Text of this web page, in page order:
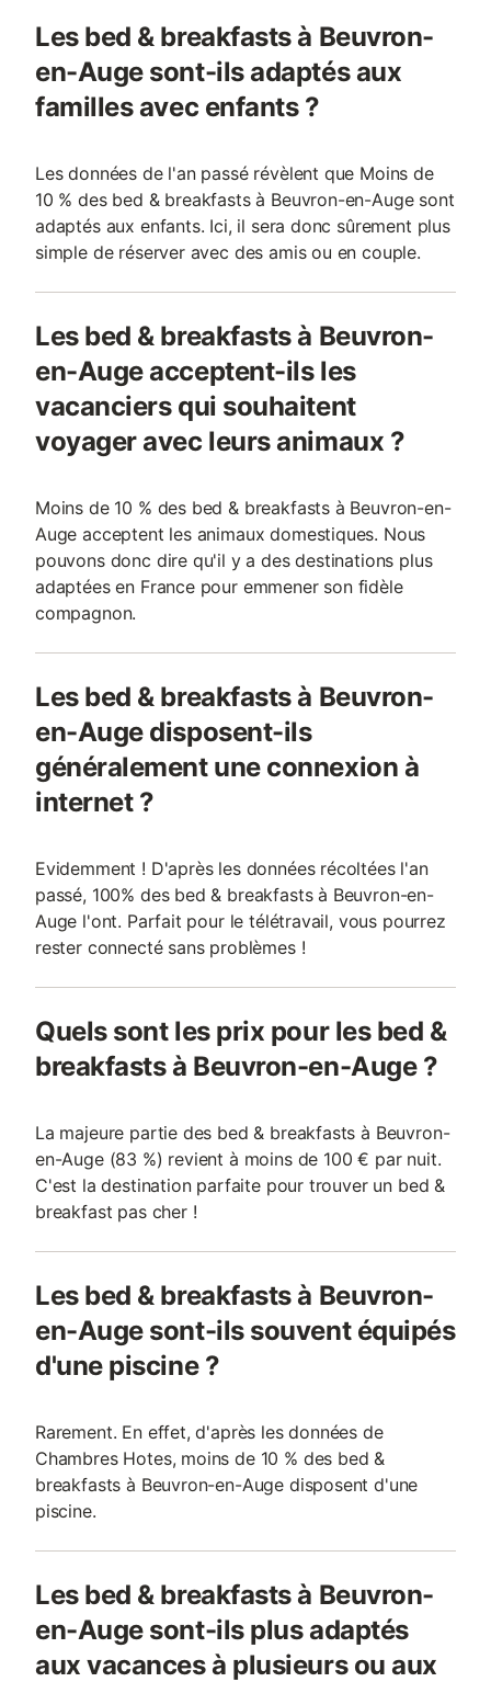
Les bed & breakfasts à Beuvron-
en-Auge sont-ils adaptés aux
familles avec enfants ?
Les données de l'an passé révèlent que Moins de
10 % des bed & breakfasts à Beuvron-en-Auge sont
adaptés aux enfants. Ici, il sera donc sûrement plus
simple de réserver avec des amis ou en couple.
Les bed & breakfasts à Beuvron-
en-Auge acceptent-ils les
vacanciers qui souhaitent
voyager avec leurs animaux ?
Moins de 10 % des bed & breakfasts à Beuvron-en-
Auge acceptent les animaux domestiques. Nous
pouvons donc dire qu'il y a des destinations plus
adaptées en France pour emmener son fidèle
compagnon.
Les bed & breakfasts à Beuvron-
en-Auge disposent-ils
généralement une connexion à
internet ?
Evidemment ! D'après les données récoltées l'an
passé, 100% des bed & breakfasts à Beuvron-en-
Auge l'ont. Parfait pour le télétravail, vous pourrez
rester connecté sans problèmes !
Quels sont les prix pour les bed &
breakfasts à Beuvron-en-Auge ?
La majeure partie des bed & breakfasts à Beuvron-
en-Auge (83 %) revient à moins de 100 € par nuit.
C'est la destination parfaite pour trouver un bed &
breakfast pas cher !
Les bed & breakfasts à Beuvron-
en-Auge sont-ils souvent équipés
d'une piscine ?
Rarement. En effet, d'après les données de
Chambres Hotes, moins de 10 % des bed &
breakfasts à Beuvron-en-Auge disposent d'une
piscine.
Les bed & breakfasts à Beuvron-
en-Auge sont-ils plus adaptés
aux vacances à plusieurs ou aux